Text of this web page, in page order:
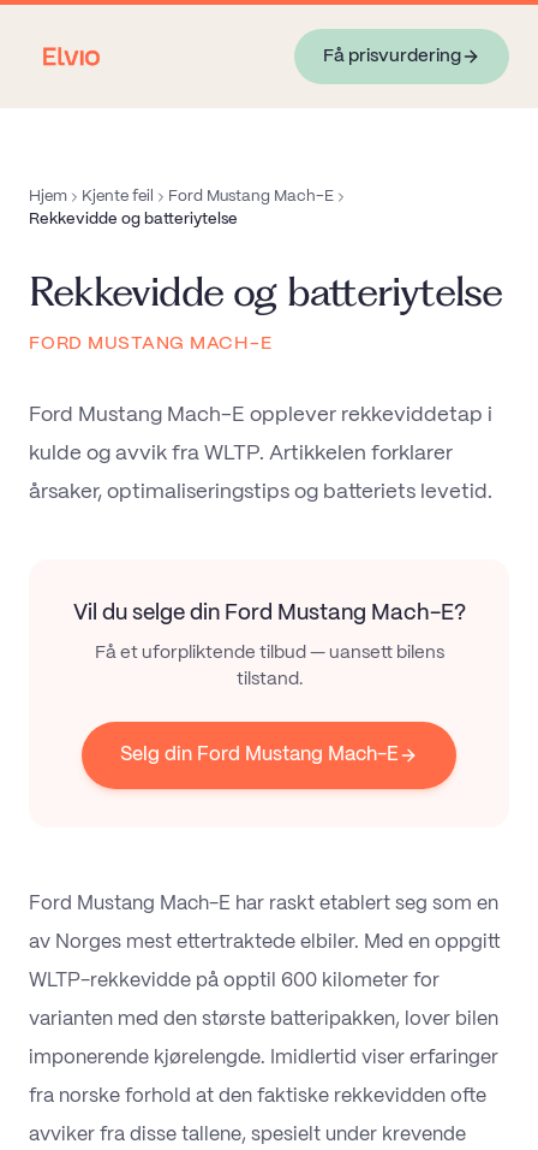
Få prisvurdering
Hjem Kjente feil
Ford Mustang Mach-E
Rekkevidde og batteriytelse
Rekkevidde og batteriytelse
FORD MUSTANG MACH-E
Ford Mustang Mach-E opplever rekkeviddetap i
kulde og avvik fra WLTP. Artikkelen forklarer
årsaker, optimaliseringstips og batteriets levetid.
Vil du selge din Ford Mustang Mach-E?
Få et uforpliktende tilbud — uansett bilens
tilstand.
Selg din Ford Mustang Mach-E
Ford Mustang Mach-E har raskt etablert seg som en
av Norges mest ettertraktede elbiler. Med en oppgitt
WLTP-rekkevidde på opptil 600 kilometer for
varianten med den største batteripakken, lover bilen
imponerende kjørelengde. Imidlertid viser erfaringer
fra norske forhold at den faktiske rekkevidden ofte
avviker fra disse tallene, spesielt under krevende